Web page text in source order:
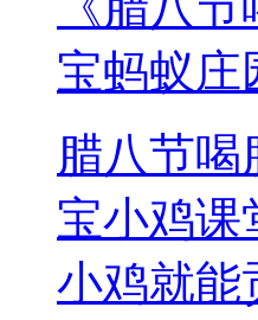
宝蚂蚁庄
腊八节
宝小鸡课
小鸡就能